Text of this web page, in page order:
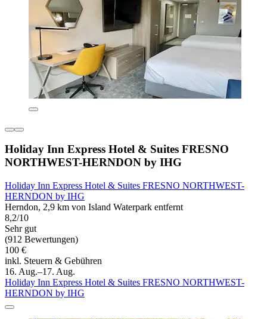
Holiday Inn Express Hotel & Suites FRESNO
NORTHWEST-HERNDON by IHG
Holiday Inn Express Hotel & Suites FRESNO NORTHWEST-
HERNDON by IHG
Herndon, 2,9 km von Island Waterpark entfernt
8,2/10
Sehr gut
(912 Bewertungen)
100 €
inkl. Steuern & Gebühren
16. Aug.–17. Aug.
Holiday Inn Express Hotel & Suites FRESNO NORTHWEST-
HERNDON by IHG